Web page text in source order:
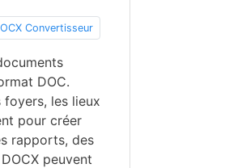
Convertisseur
DOC.
les lieux
pour créer
rapports, des
peuvent